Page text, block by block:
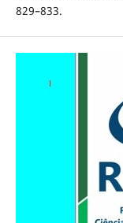
829–833.